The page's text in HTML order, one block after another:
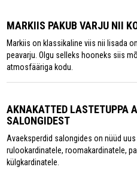
MARKIIS PAKUB VARJU NII
Markiis on klassikaline viis nii lisada
peavarju. Olgu selleks hooneks siis
atmosfääriga kodu.
AKNAKATTED LASTETUPPA
SALONGIDEST
Avaeksperdid salongides on nüüd
rulookardinatele, roomakardinatele,
külgkardinatele.